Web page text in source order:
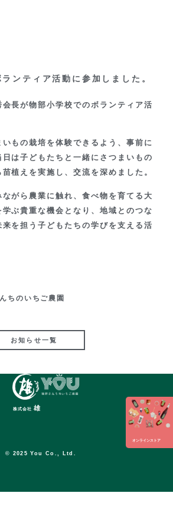
オンラインストア
ンティア活動に参加しました。
長が物部小学校でのボランティア活
もの栽培を体験できるよう、事前に
は子どもたちと一緒にさつまいもの
植えを実施し、交流を深めました。
がら農業に触れ、食べ物を育てる大
ぶ貴重な機会となり、地域とのつな
を担う子どもたちの学びを支える活
ちのいちご農園
お知らせ一覧
株式会社 雄
© 2025 You Co., Ltd.